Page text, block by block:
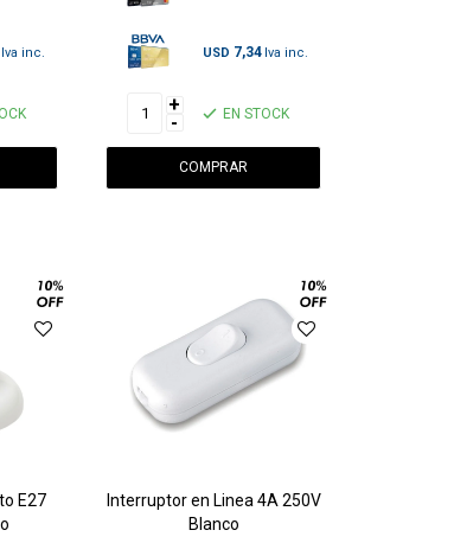
USD 7,34
+
- EN STOCK
E27
Interruptor en Linea 4A 250V
Blanco